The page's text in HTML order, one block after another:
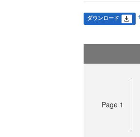
ダウンロード
Page 1